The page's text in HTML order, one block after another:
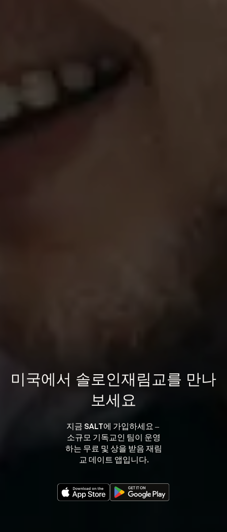
미국에서 솔로인재림교를 만나
보세요
지금 SALT에 가입하세요 –
소규모 기독교인 팀이 운영
하는 무료 및 상을 받음 재림
교 데이트 앱입니다.